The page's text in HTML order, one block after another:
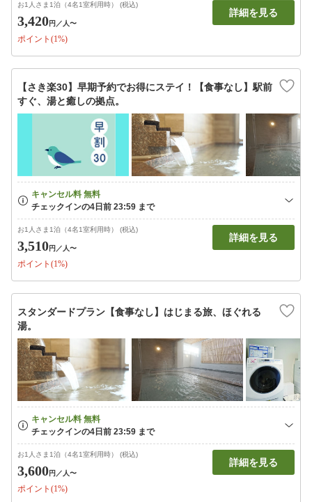
お1人さま1泊（4名1室利用時） (税込)
3,420円 ／人〜
ポイント(1%)
詳細を見る
【さき楽30】早期予約でお得にステイ！【食事なし】駅前
すぐ、湯と癒しの拠点。
お1人さま1泊（4名1室利用時） (税込)
3,510円 ／人〜
ポイント(1%)
詳細を見る
スタンダードプラン【食事なし】はじまる旅、ほぐれる
湯。
お1人さま1泊（4名1室利用時） (税込)
3,600円 ／人〜
ポイント(1%)
詳細を見る